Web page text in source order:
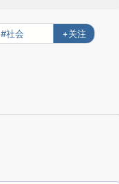
#社会 +关注